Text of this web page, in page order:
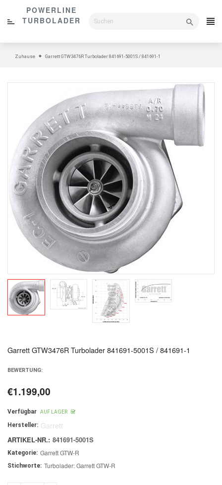
Inhalt
POWERLINE
TURBOLADER
Zuhause Garrett GTW3476R Turbolader 841691-5001S / 841691-1
Garrett GTW3476R Turbolader 841691-5001S / 841691-1
BEWERTUNG:
Normaler
Preis
€1.199,00
Verfügbar AUF LAGER
Hersteller: Garrett
ARTIKEL-NR.: 841691-5001S
Kategorie: Garrett GTW-R
Stichworte: Turbolader: Garrett GTW-R